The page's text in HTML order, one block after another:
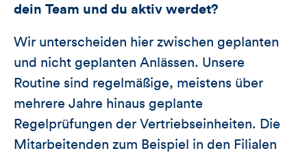
dein Team und du aktiv werdet?
Wir unterscheiden hier zwischen geplanten
und nicht geplanten Anlässen. Unsere
Routine sind regelmäßige, meistens über
mehrere Jahre hinaus geplante
Regelprüfungen der Vertriebseinheiten. Die
Mitarbeitenden zum Beispiel in den Filialen